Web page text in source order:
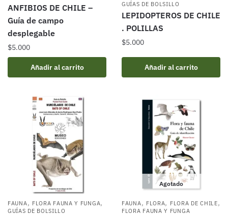
ANFIBIOS DE CHILE –
Guía de campo
desplegable
$5.000
Añadir al carrito
GUÍAS DE BOLSILLO
LEPIDOPTEROS DE CHILE
. POLILLAS
$5.000
Añadir al carrito
FAUNA, FLORA FAUNA Y FUNGA,
GUÍAS DE BOLSILLO
Agotado
FAUNA, FLORA, FLORA DE CHILE,
FLORA FAUNA Y FUNGA